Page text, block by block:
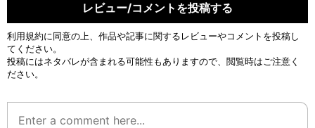
レビュー/コメントを投稿する
利用規約に同意の上、作品や記事に関するレビューやコメントを投稿し
てください。
投稿にはネタバレが含まれる可能性もありますので、閲覧時はご注意く
ださい。